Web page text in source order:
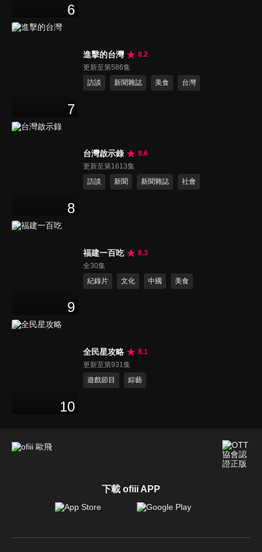
6
7
進擊的台灣
8.2
更新至第586集
訪談
新聞雜誌 美食 台灣
8
台灣啟示錄
8.6
更新至第1613集
訪談
新聞 新聞雜誌 社會
9
福建一百吃
8.3
全30集
紀錄片
文化 中國 美食
10
全民星攻略
8.1
更新至第931集
遊戲節目
綜藝
下載 ofiii APP